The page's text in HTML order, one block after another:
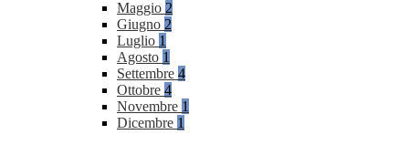
Maggio 2
Giugno 2
Luglio 1
Agosto 1
Settembre 4
Ottobre 4
Novembre 1
Dicembre 1